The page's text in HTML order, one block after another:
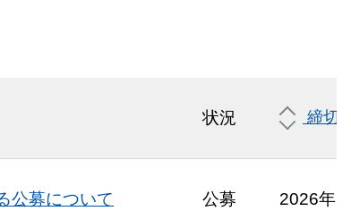
状況 締切
公募について 公募
2026年